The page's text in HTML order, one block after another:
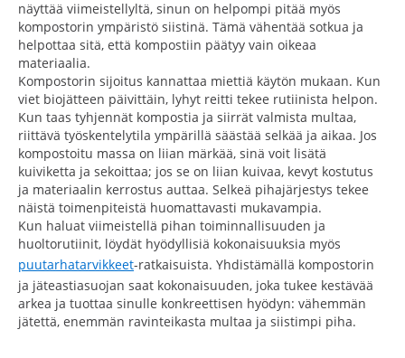
näyttää viimeistellyltä, sinun on helpompi pitää myös
kompostorin ympäristö siistinä. Tämä vähentää sotkua ja
helpottaa sitä, että kompostiin päätyy vain oikeaa
materiaalia.
Kompostorin sijoitus kannattaa miettiä käytön mukaan. Kun
viet biojätteen päivittäin, lyhyt reitti tekee rutiinista helpon.
Kun taas tyhjennät kompostia ja siirrät valmista multaa,
riittävä työskentelytila ympärillä säästää selkää ja aikaa. Jos
kompostoitu massa on liian märkää, sinä voit lisätä
kuiviketta ja sekoittaa; jos se on liian kuivaa, kevyt kostutus
ja materiaalin kerrostus auttaa. Selkeä pihajärjestys tekee
näistä toimenpiteistä huomattavasti mukavampia.
Kun haluat viimeistellä pihan toiminnallisuuden ja
huoltorutiinit, löydät hyödyllisiä kokonaisuuksia myös
puutarhatarvikkeet-ratkaisuista. Yhdistämällä kompostorin
ja jäteastiasuojan saat kokonaisuuden, joka tukee kestävää
arkea ja tuottaa sinulle konkreettisen hyödyn: vähemmän
jätettä, enemmän ravinteikasta multaa ja siistimpi piha.